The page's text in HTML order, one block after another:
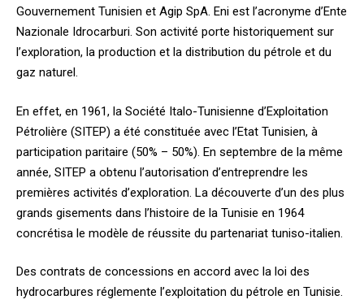
Gouvernement Tunisien et Agip SpA. Eni est l’acronyme d’Ente
Nazionale Idrocarburi. Son activité porte historiquement sur
l’exploration, la production et la distribution du pétrole et du
gaz naturel.
En effet, en 1961, la Société Italo-Tunisienne d’Exploitation
Pétrolière (SITEP) a été constituée avec l’Etat Tunisien, à
participation paritaire (50% – 50%). En septembre de la même
année, SITEP a obtenu l’autorisation d’entreprendre les
premières activités d’exploration. La découverte d’un des plus
grands gisements dans l’histoire de la Tunisie en 1964
concrétisa le modèle de réussite du partenariat tuniso-italien.
Des contrats de concessions en accord avec la loi des
hydrocarbures réglemente l’exploitation du pétrole en Tunisie.